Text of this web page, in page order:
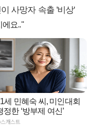
사망자 속출 '비상'
에요.."
세 민혜숙 씨, 미인대회
정한 ‘방부제 여신’
캐스트